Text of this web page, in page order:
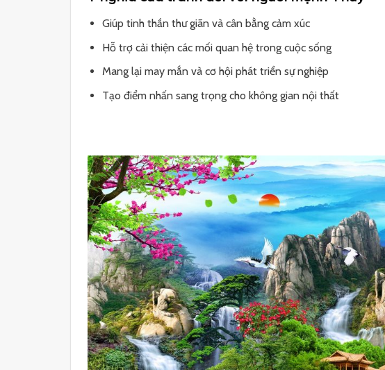
Giúp tinh thần thư giãn và cân bằng cảm xúc
Hỗ trợ cải thiện các mối quan hệ trong cuộc sống
Mang lại may mắn và cơ hội phát triển sự nghiệp
Tạo điểm nhấn sang trọng cho không gian nội thất